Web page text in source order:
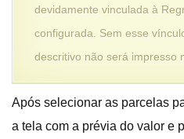
devidamente vinculada à
configurada. Sem esse
descritivo não será impresso
Após selecionar as parcelas
a tela com a prévia do valor e